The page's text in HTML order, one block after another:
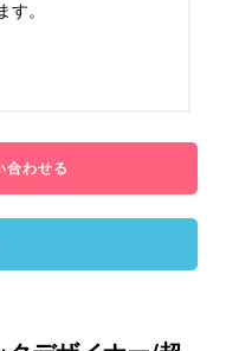
す。
合わせる